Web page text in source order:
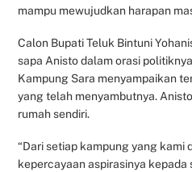
mampu mewujudkan harapan
Calon Bupati Teluk Bintuni
sapa Anisto dalam orasi
Kampung Sara menyampaikan
yang telah menyambutnya.
rumah sendiri.
“Dari setiap kampung yang kami
kepercayaan aspirasinya kepada